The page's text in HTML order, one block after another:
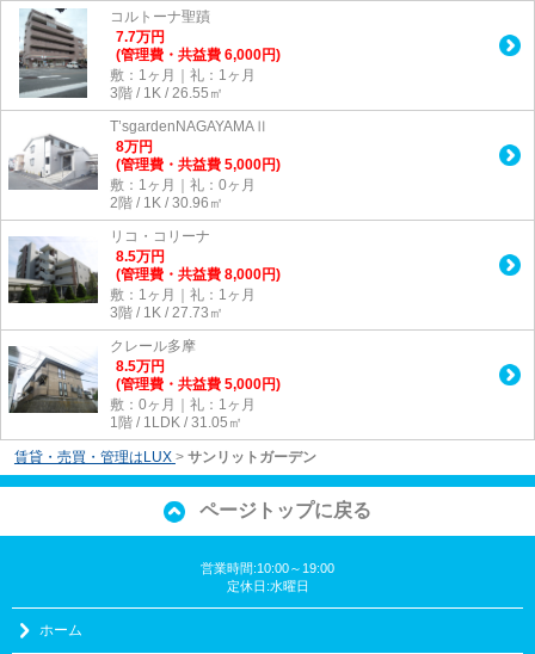
コルトーナ聖蹟
7.7万円
(管理費・共益費 6,000円)
敷：1ヶ月｜礼：1ヶ月
3階 / 1K / 26.55㎡
T’sgardenNAGAYAMAⅡ
8万円
(管理費・共益費 5,000円)
敷：1ヶ月｜礼：0ヶ月
2階 / 1K / 30.96㎡
リコ・コリーナ
8.5万円
(管理費・共益費 8,000円)
敷：1ヶ月｜礼：1ヶ月
3階 / 1K / 27.73㎡
クレール多摩
8.5万円
(管理費・共益費 5,000円)
敷：0ヶ月｜礼：1ヶ月
1階 / 1LDK / 31.05㎡
賃貸・売買・管理はLUX > サンリットガーデン
ページトップに戻る
営業時間:10:00～19:00
定休日:水曜日
ホーム